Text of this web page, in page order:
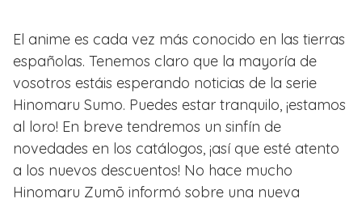
El anime es cada vez más conocido en las tierras
españolas. Tenemos claro que la mayoría de
vosotros estáis esperando noticias de la serie
Hinomaru Sumo. Puedes estar tranquilo, ¡estamos
al loro! En breve tendremos un sinfín de
novedades en los catálogos, ¡así que esté atento
a los nuevos descuentos! No hace mucho
Hinomaru Zumō informó sobre una nueva